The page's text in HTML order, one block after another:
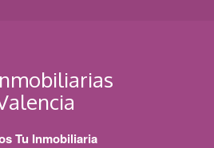
Tu Inmobiliaria